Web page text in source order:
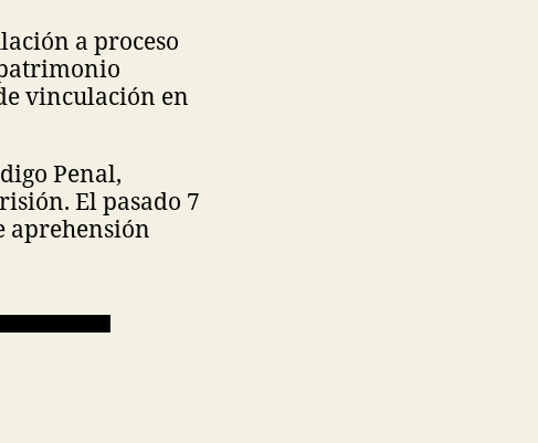
a proceso
vinculación en
Penal,
El pasado 7
aprehensión